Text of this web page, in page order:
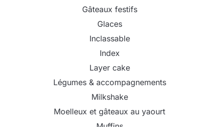
Gâteaux festifs
Glaces
Inclassable
Index
Layer cake
Légumes & accompagnements
Milkshake
Moelleux et gâteaux au yaourt